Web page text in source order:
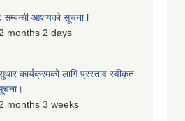
सम्बन्धी आशयको सूचना l
2 months 2 days
कार्यक्रमको लागि प्रस्ताव स्वीकृत
2 months 3 weeks